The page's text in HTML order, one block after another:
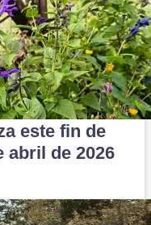
este fin de
abril de 2026